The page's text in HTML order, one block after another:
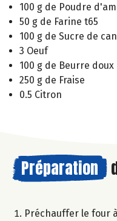
100 g de Poudre
50 g de Farine t65
100 g de Sucre de
3 Oeuf
100 g de Beurre doux
250 g de Fraise
0.5 Citron
Préparation
Préchauffer le four à